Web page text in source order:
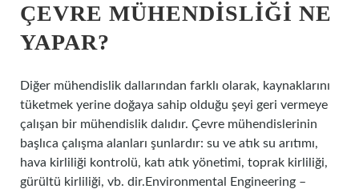
ÇEVRE MÜHENDISLIĞI NE
YAPAR?
Diğer mühendislik dallarından farklı olarak, kaynaklarını
tüketmek yerine doğaya sahip olduğu şeyi geri vermeye
çalışan bir mühendislik dalıdır. Çevre mühendislerinin
başlıca çalışma alanları şunlardır: su ve atık su arıtımı,
hava kirliliği kontrolü, katı atık yönetimi, toprak kirliliği,
gürültü kirliliği, vb. dir.Environmental Engineering –